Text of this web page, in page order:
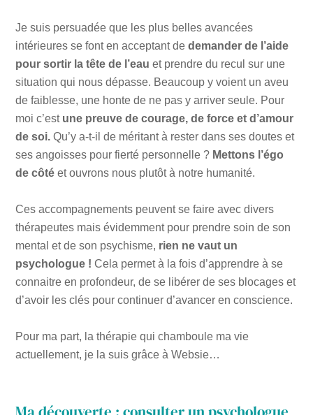
Je suis persuadée que les plus belles avancées
intérieures se font en acceptant dedemander de l’aide
pour sortir la tête de l’eau et prendre du recul sur une
situation qui nous dépasse. Beaucoup y voient un aveu
de faiblesse, une honte de ne pas y arriver seule. Pour
moi c’est une preuve de courage, de force et d’amour
de soi. Qu’y a-t-il de méritant à rester dans ses doutes et
ses angoisses pour fierté personnelle ? Mettons l’égo
de côté et ouvrons nous plutôt à notre humanité.
Ces accompagnements peuvent se faire avec divers
thérapeutes mais évidemment pour prendre soin de son
mental et de son psychisme, rien ne vaut un
psychologue ! Cela permet à la fois d’apprendre à se
connaitre en profondeur, de se libérer de ses blocages et
d’avoir les clés pour continuer d’avancer en conscience.
Pour ma part, la thérapie qui chamboule ma vie
actuellement, je la suis grâce à Websie…